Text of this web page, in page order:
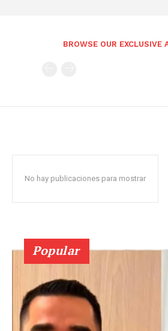
BROWSE OUR EXCLUSIVE
No hay publicaciones para mostrar
Popular